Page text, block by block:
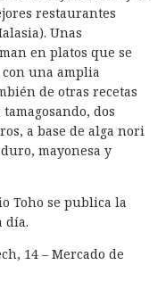
restaurantes
Unas
en platos que se
una amplia
de otras recetas
dos
a base de alga nori
mayonesa y
Toho se publica la
día.
14 – Mercado de